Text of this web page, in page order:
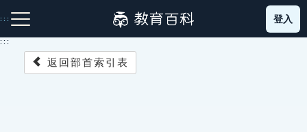
到
主
::: 登入
:::
返回部首索引表